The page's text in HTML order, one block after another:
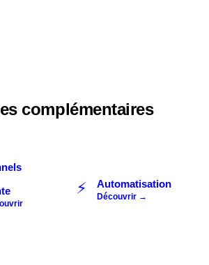
complémentaires
⚡ Automatisation
Découvrir →